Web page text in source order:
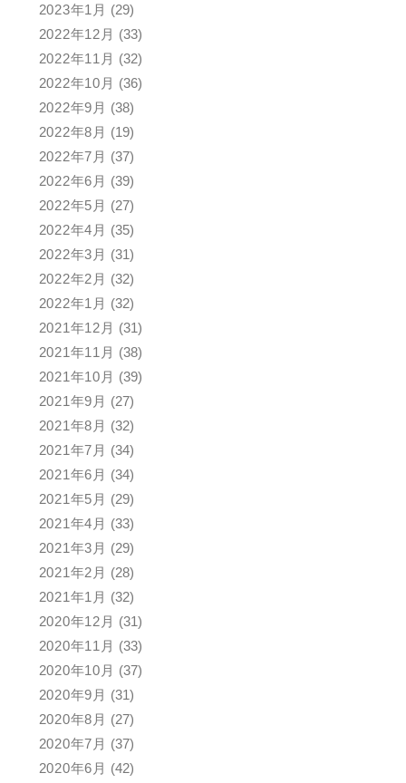
2023年1月 (29)
2022年12月 (33)
2022年11月 (32)
2022年10月 (36)
2022年9月 (38)
2022年8月 (19)
2022年7月 (37)
2022年6月 (39)
2022年5月 (27)
2022年4月 (35)
2022年3月 (31)
2022年2月 (32)
2022年1月 (32)
2021年12月 (31)
2021年11月 (38)
2021年10月 (39)
2021年9月 (27)
2021年8月 (32)
2021年7月 (34)
2021年6月 (34)
2021年5月 (29)
2021年4月 (33)
2021年3月 (29)
2021年2月 (28)
2021年1月 (32)
2020年12月 (31)
2020年11月 (33)
2020年10月 (37)
2020年9月 (31)
2020年8月 (27)
2020年7月 (37)
2020年6月 (42)